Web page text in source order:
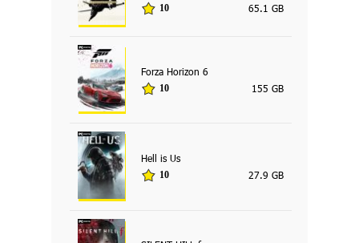
10 65.1 GB
Forza Horizon 6
10 155 GB
Hell is Us
10 27.9 GB